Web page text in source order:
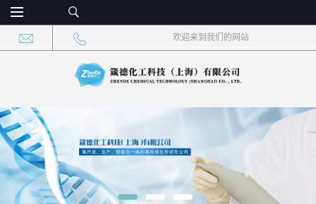
欢迎来到我们的网站